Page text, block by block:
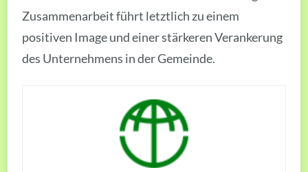
Zusammenarbeit führt letztlich zu einem
positiven Image und einer stärkeren Verankerung
des Unternehmens in der Gemeinde.